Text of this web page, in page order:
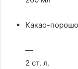
Какао-
—
2 ст. л.